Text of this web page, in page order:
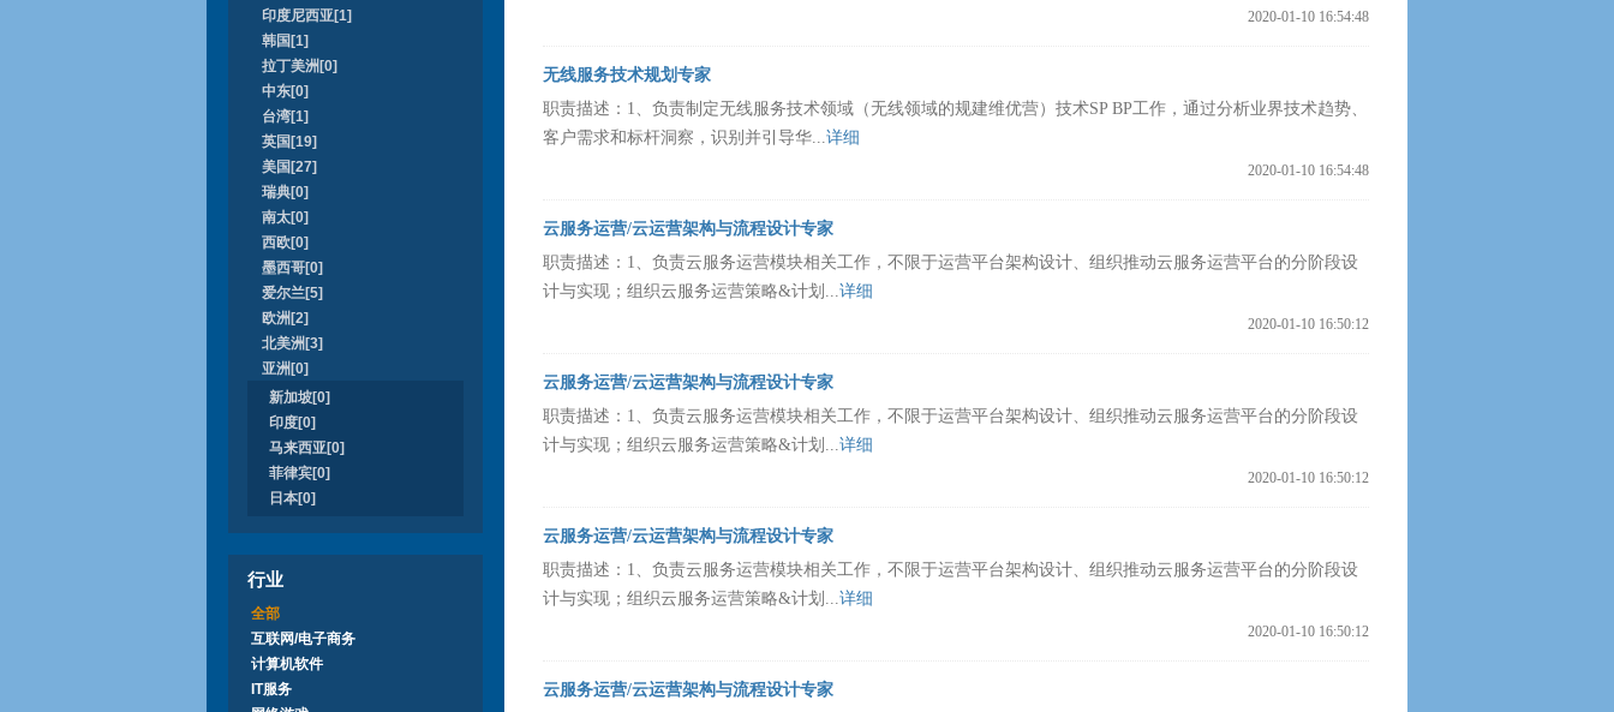
印度尼西亚[1]
韩国[1]
拉丁美洲[0]
中东[0]
台湾[1]
英国[19]
美国[27]
瑞典[0]
南太[0]
西欧[0]
墨西哥[0]
爱尔兰[5]
欧洲[2]
北美洲[3]
亚洲[0]
新加坡[0]
印度[0]
马来西亚[0]
菲律宾[0]
日本[0]
行业
全部
互联网/电子商务
计算机软件
IT服务
2020-01-10 16:54:48
无线服务技术规划专家
职责描述：1、负责制定无线服务技术领域（无线领域的规建维优营）技术SP BP工作，通过分析业界技术趋势、
客户需求和标杆洞察，识别并引导华...详细
2020-01-10 16:54:48
云服务运营/云运营架构与流程设计专家
职责描述：1、负责云服务运营模块相关工作，不限于运营平台架构设计、组织推动云服务运营平台的分阶段设
计与实现；组织云服务运营策略&计划...详细
2020-01-10 16:50:12
云服务运营/云运营架构与流程设计专家
职责描述：1、负责云服务运营模块相关工作，不限于运营平台架构设计、组织推动云服务运营平台的分阶段设
计与实现；组织云服务运营策略&计划...详细
2020-01-10 16:50:12
云服务运营/云运营架构与流程设计专家
职责描述：1、负责云服务运营模块相关工作，不限于运营平台架构设计、组织推动云服务运营平台的分阶段设
计与实现；组织云服务运营策略&计划...详细
2020-01-10 16:50:12
云服务运营/云运营架构与流程设计专家